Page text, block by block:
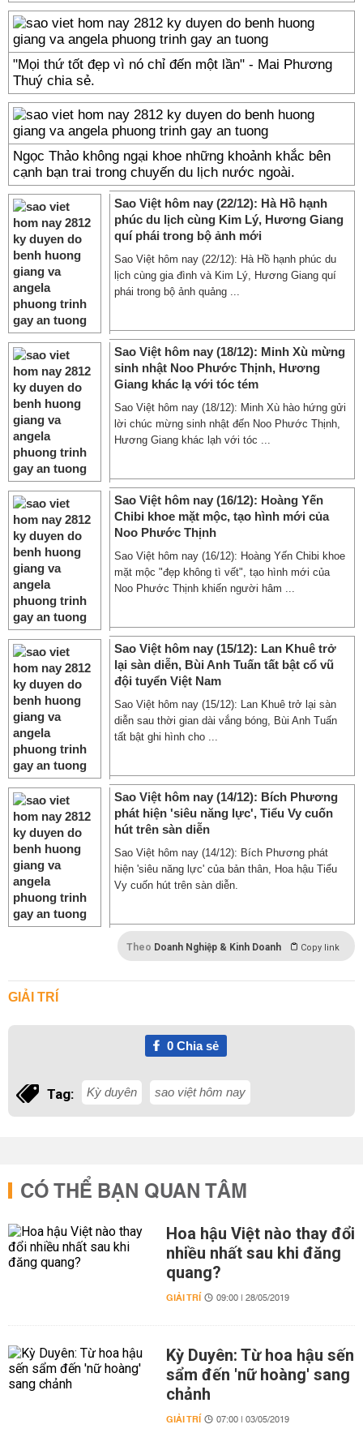
"Mọi thứ tốt đẹp vì nó chỉ đến một lần" - Mai Phương
Thuý chia sẻ.
Ngọc Thảo không ngại khoe những khoảnh khắc bên
cạnh bạn trai trong chuyến du lịch nước ngoài.
Sao Việt hôm nay (22/12): Hà Hồ hạnh
phúc du lịch cùng Kim Lý, Hương Giang
quí phái trong bộ ảnh mới
Sao Việt hôm nay (22/12): Hà Hồ hạnh phúc du
lịch cùng gia đình và Kim Lý, Hương Giang quí
phái trong bộ ảnh quảng ...
Sao Việt hôm nay (18/12): Minh Xù mừng
sinh nhật Noo Phước Thịnh, Hương
Giang khác lạ với tóc tém
Sao Việt hôm nay (18/12): Minh Xù hào hứng gửi
lời chúc mừng sinh nhật đến Noo Phước Thịnh,
Hương Giang khác lạh với tóc ...
Sao Việt hôm nay (16/12): Hoàng Yến
Chibi khoe mặt mộc, tạo hình mới của
Noo Phước Thịnh
Sao Việt hôm nay (16/12): Hoàng Yến Chibi khoe
mặt mộc "đẹp không tì vết", tạo hình mới của
Noo Phước Thịnh khiến người hâm ...
Sao Việt hôm nay (15/12): Lan Khuê trở
lại sàn diễn, Bùi Anh Tuấn tất bật cổ vũ
đội tuyển Việt Nam
Sao Việt hôm nay (15/12): Lan Khuê trở lại sàn
diễn sau thời gian dài vắng bóng, Bùi Anh Tuấn
tất bật ghi hình cho ...
Sao Việt hôm nay (14/12): Bích Phương
phát hiện 'siêu năng lực', Tiểu Vy cuốn
hút trên sàn diễn
Sao Việt hôm nay (14/12): Bích Phương phát
hiện 'siêu năng lực' của bản thân, Hoa hậu Tiểu
Vy cuốn hút trên sàn diễn.
Theo Doanh Nghiệp & Kinh Doanh Copy link
GIẢI TRÍ
0Chia sẻ
Tag: Kỳ duyên sao việt hôm nay
CÓ THỂ BẠN QUAN TÂM
Hoa hậu Việt nào thay đổi
nhiều nhất sau khi đăng
quang?
GIẢI TRÍ 09:00 | 28/05/2019
Kỳ Duyên: Từ hoa hậu sến
sẩm đến 'nữ hoàng' sang
chảnh
GIẢI TRÍ 07:00 | 03/05/2019